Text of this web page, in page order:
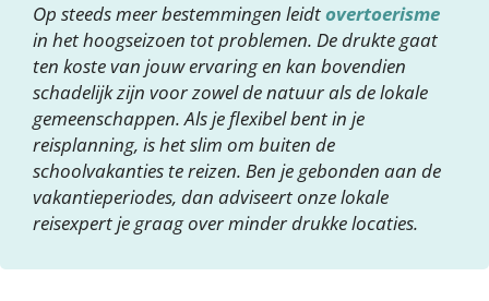
Op steeds meer bestemmingen leidtovertoerisme
in het hoogseizoen tot problemen. De drukte gaat
ten koste van jouw ervaring en kan bovendien
schadelijk zijn voor zowel de natuur als de lokale
gemeenschappen. Als je flexibel bent in je
reisplanning, is het slim om buiten de
schoolvakanties te reizen. Ben je gebonden aan de
vakantieperiodes, dan adviseert onze lokale
reisexpert je graag over minder drukke locaties.